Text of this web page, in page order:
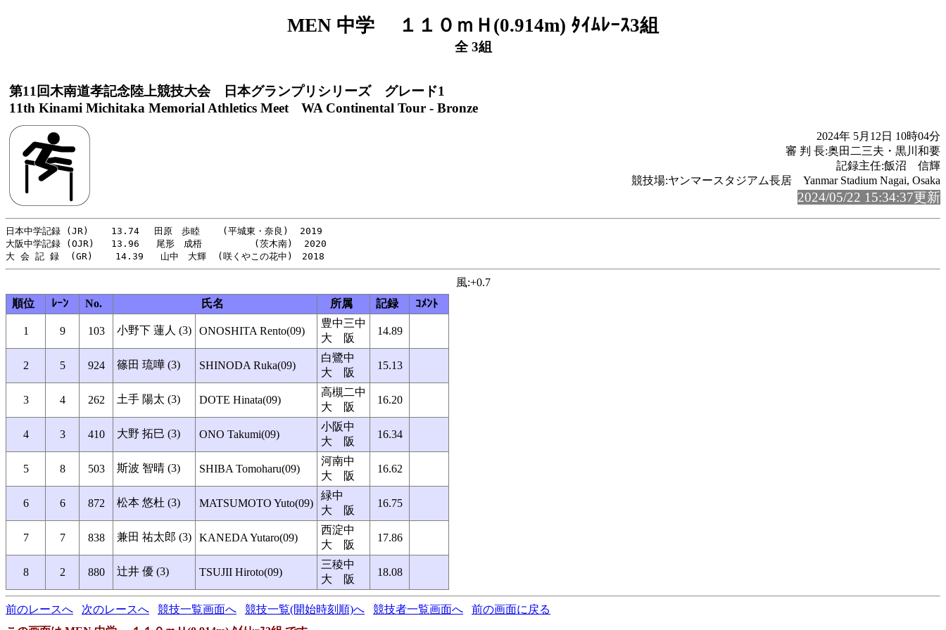
MEN 中学 １１０ｍＨ(0.914m) ﾀｲﾑﾚｰｽ3組
全 3組
第11回木南道孝記念陸上競技大会 日本グランプリシリーズ グレード1
11th Kinami Michitaka Memorial Athletics Meet WA Continental Tour - Bronze
2024年 5月12日 10時04分
審 判 長:奥田二三夫・黒川和要
記録主任:飯沼 信輝
競技場:ヤンマースタジアム長居 Yanmar Stadium Nagai, Osaka
2024/05/22 15:34:37更新
日本中学記録 (JR)    13.74　 田原　歩睦    (平城東・奈良)  2019
大阪中学記録 (OJR)   13.96   尾形　成梧   　　   (茨木南)  2020
風:+0.7
順位
ﾚｰﾝ No. 氏名 所属 記録 ｺﾒﾝﾄ
1 9 103 小野下 蓮人 (3) ONOSHITA Rento(09)
豊中三中
大 阪
14.89
2 5 924 篠田 琉嘩 (3) SHINODA Ruka(09)
白鷺中
大 阪
15.13
3 4 262 土手 陽太 (3) DOTE Hinata(09)
高槻二中
大 阪
16.20
4 3 410 大野 拓巳 (3) ONO Takumi(09)
小阪中
大 阪
16.34
5 8 503 斯波 智晴 (3) SHIBA Tomoharu(09)
河南中
大 阪
16.62
6 6 872 松本 悠杜 (3) MATSUMOTO Yuto(09)
緑中
大 阪
16.75
7 7 838 兼田 祐太郎 (3) KANEDA Yutaro(09)
西淀中
大 阪
17.86
8 2 880 辻井 優 (3) TSUJII Hiroto(09)
三稜中
大 阪
18.08
前のレースへ 次のレースへ 競技一覧画面へ 競技一覧(開始時刻順)へ 競技者一覧画面へ
前の画面に戻る